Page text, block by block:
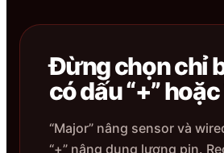
Đừng chọn chỉ
có dấu “+” hoặc
“Major” nâng sensor và
“+” nâng dung lượng pin.